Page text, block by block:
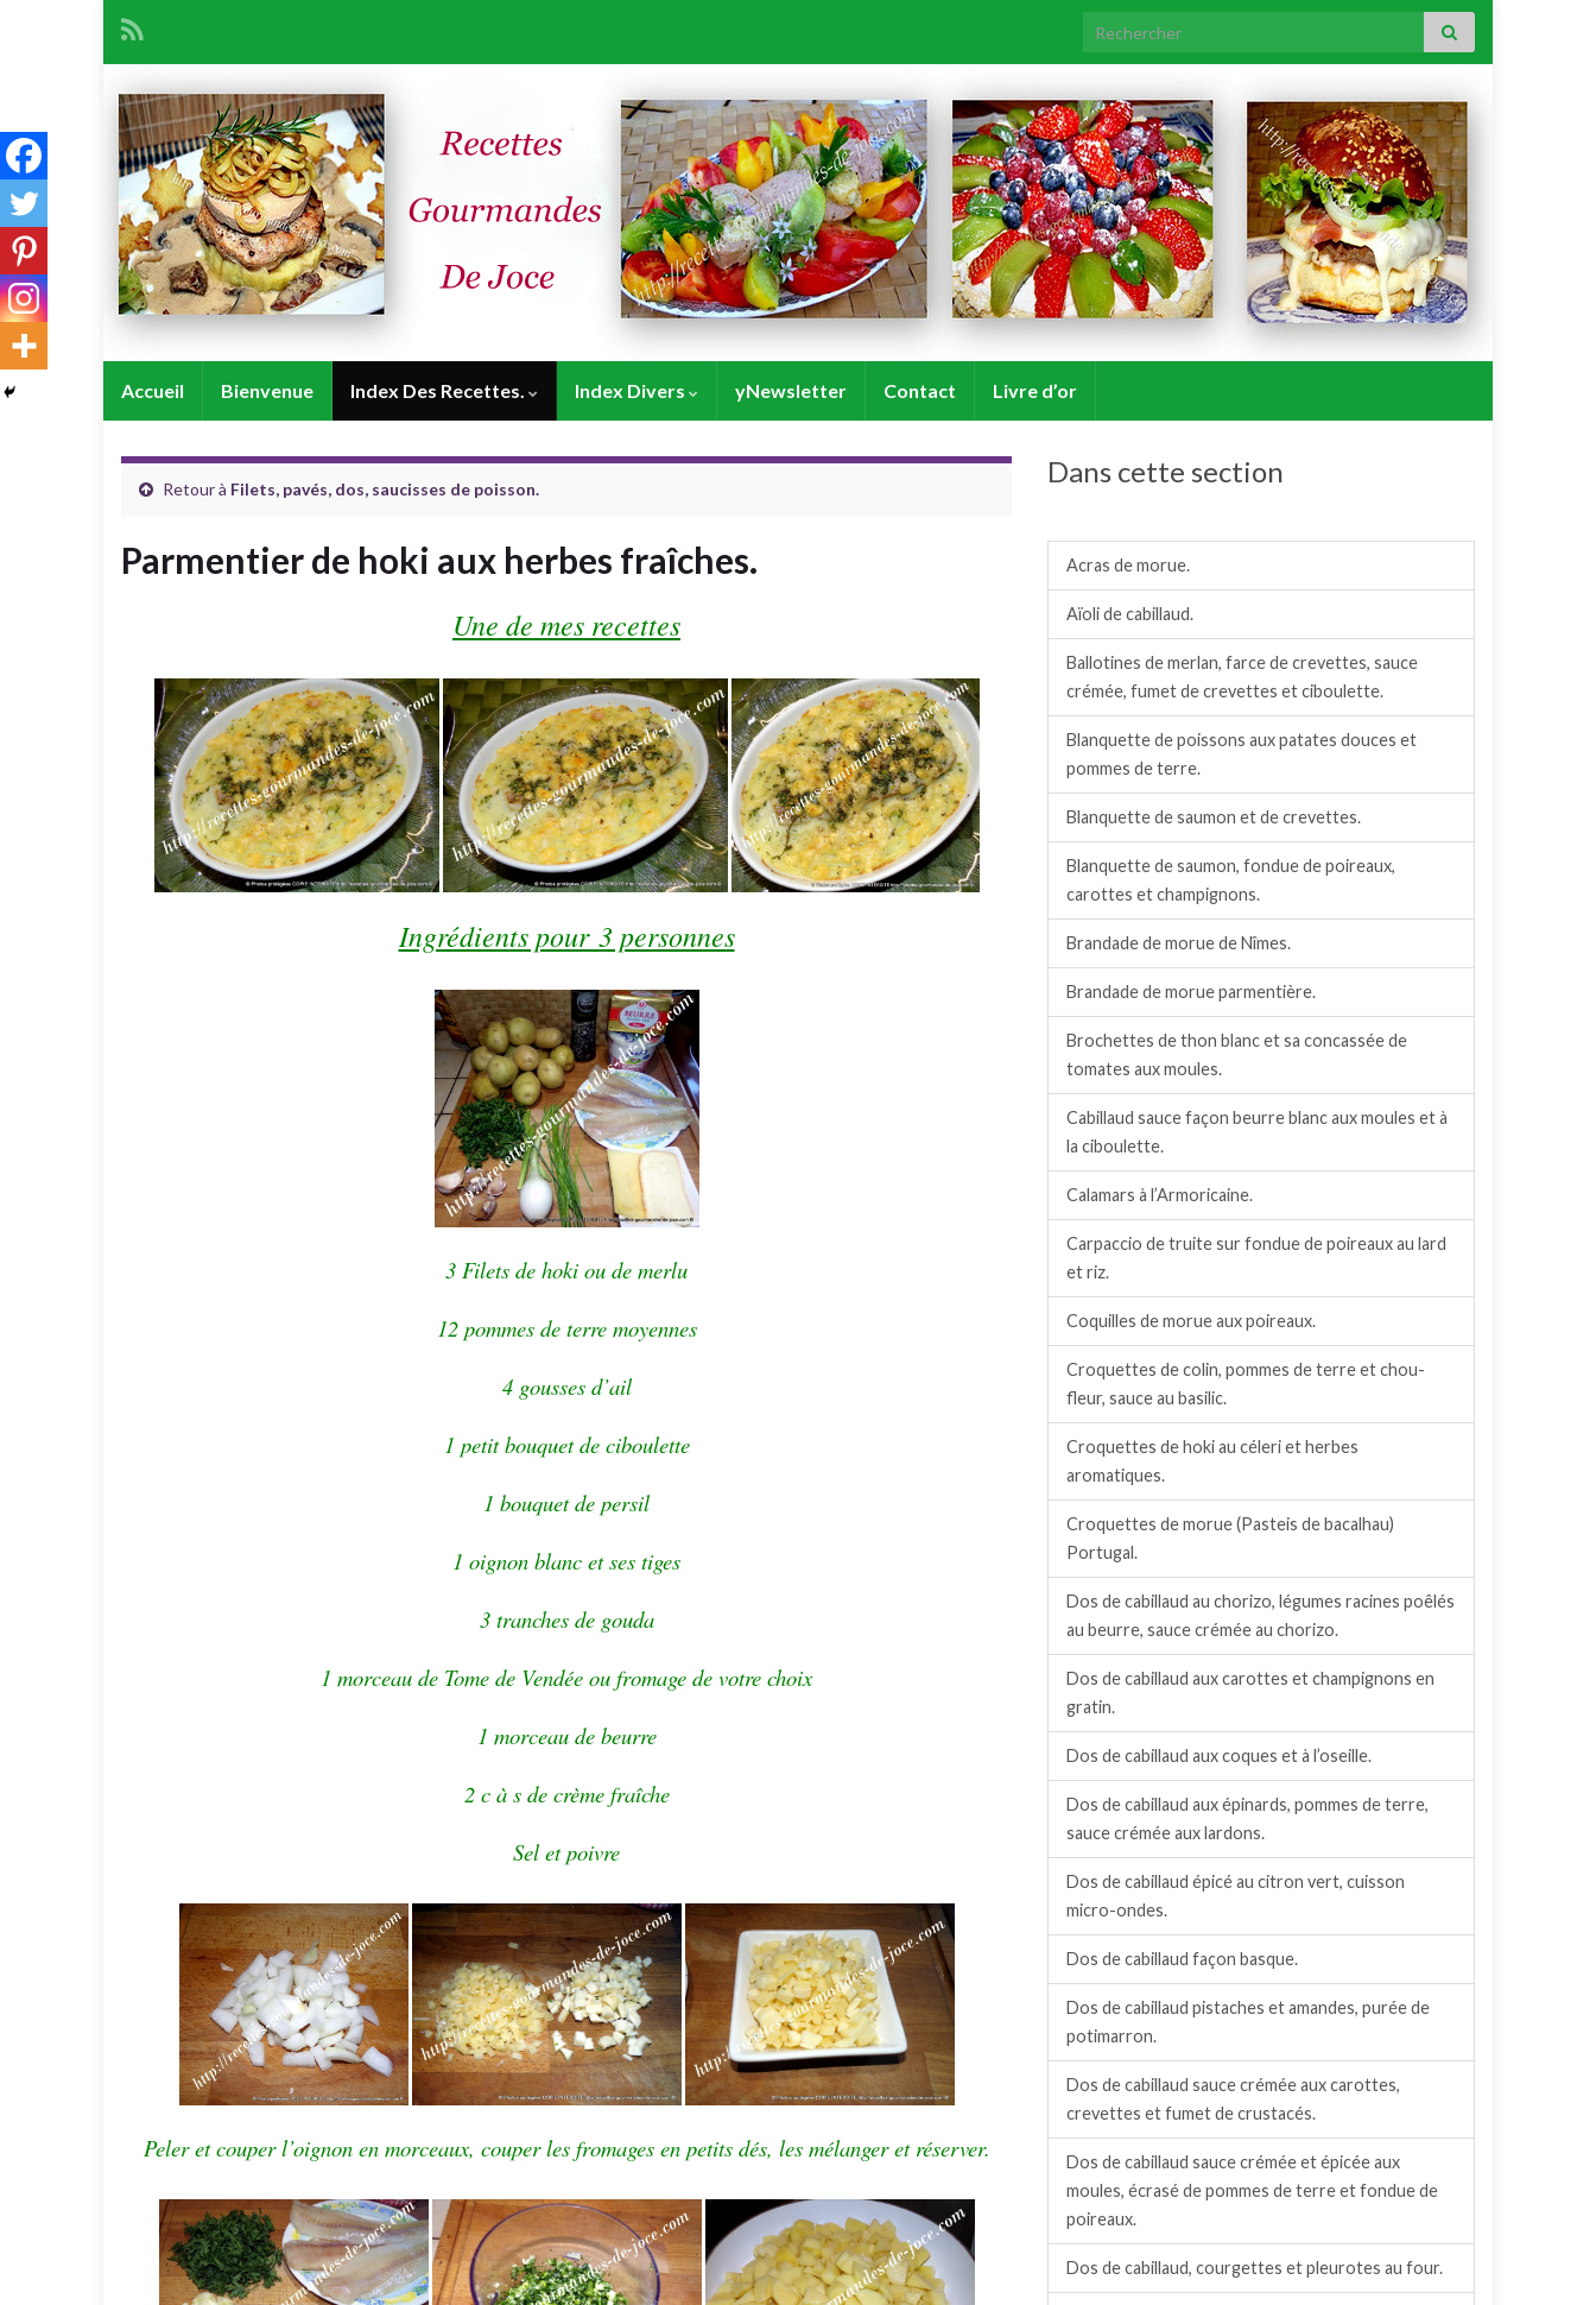
Search for:
Accueil Bienvenue Index Des Recettes. Index Divers yNewsletter Contact Livre d’or
Retour à Filets, pavés, dos, saucisses de poisson.
Parmentier de hoki aux herbes fraîches.
Une de mes recettes
Ingrédients pour 3 personnes
3 Filets de hoki ou de merlu
12 pommes de terre moyennes
4 gousses d’ail
1 petit bouquet de ciboulette
1 bouquet de persil
1 oignon blanc et ses tiges
3 tranches de gouda
1 morceau de Tome de Vendée ou fromage de votre choix
1 morceau de beurre
2 c à s de crème fraîche
Sel et poivre
Peler et couper l’oignon en morceaux, couper les fromages en petits dés, les mélanger et réserver.
Dans cette section
Acras de morue.
Aïoli de cabillaud.
Ballotines de merlan, farce de crevettes, sauce
crémée, fumet de crevettes et ciboulette.
Blanquette de poissons aux patates douces et
pommes de terre.
Blanquette de saumon et de crevettes.
Blanquette de saumon, fondue de poireaux,
carottes et champignons.
Brandade de morue de Nîmes.
Brandade de morue parmentière.
Brochettes de thon blanc et sa concassée de
tomates aux moules.
Cabillaud sauce façon beurre blanc aux moules et à
la ciboulette.
Calamars à l’Armoricaine.
Carpaccio de truite sur fondue de poireaux au lard
et riz.
Coquilles de morue aux poireaux.
Croquettes de colin, pommes de terre et chou-
fleur, sauce au basilic.
Croquettes de hoki au céleri et herbes
aromatiques.
Croquettes de morue (Pasteis de bacalhau)
Portugal.
Dos de cabillaud au chorizo, légumes racines poêlés
au beurre, sauce crémée au chorizo.
Dos de cabillaud aux carottes et champignons en
gratin.
Dos de cabillaud aux coques et à l’oseille.
Dos de cabillaud aux épinards, pommes de terre,
sauce crémée aux lardons.
Dos de cabillaud épicé au citron vert, cuisson
micro-ondes.
Dos de cabillaud façon basque.
Dos de cabillaud pistaches et amandes, purée de
potimarron.
Dos de cabillaud sauce crémée aux carottes,
crevettes et fumet de crustacés.
Dos de cabillaud sauce crémée et épicée aux
moules, écrasé de pommes de terre et fondue de
poireaux.
Dos de cabillaud, courgettes et pleurotes au four.